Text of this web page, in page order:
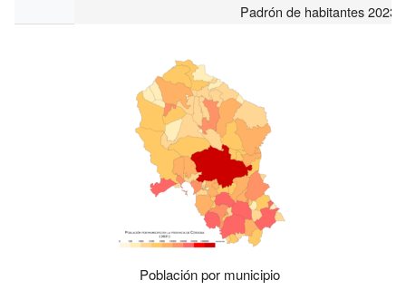
Padrón de habitantes 2023
Población por municipio